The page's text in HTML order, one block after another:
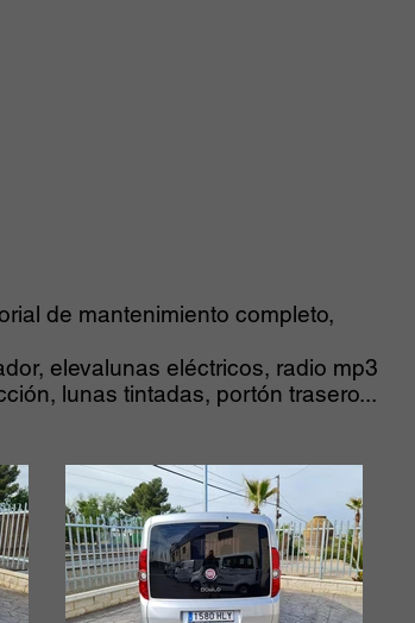
de mantenimiento completo,
elevalunas eléctricos, radio mp3
lunas tintadas, portón trasero...